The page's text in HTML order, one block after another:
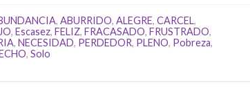
, ABURRIDO, ALEGRE, CARCEL,
, Escasez, FELIZ, FRACASADO, FRUSTRADO,
, NECESIDAD, PERDEDOR, PLENO, Pobreza,
, Solo